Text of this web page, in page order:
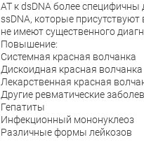
АТ к dsDNA более специфичны
ssDNA, которые
не имеют существенного
Повышение:
Системная красная волчанка
Дискоидная красная волчанка
Лекарственная красная
Другие ревматические
Гепатиты
Инфекционный мононуклеоз
Различные формы лейкозов